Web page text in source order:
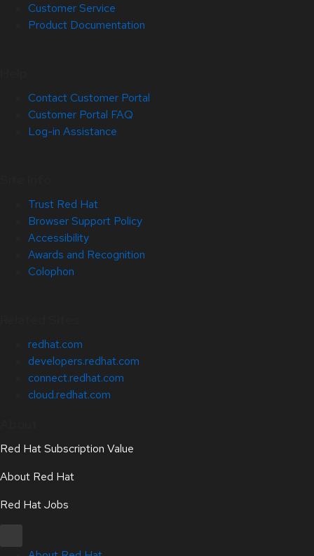
Customer Service
Product Documentation
Contact Customer Portal
Customer Portal FAQ
Log-in Assistance
Trust Red Hat
Browser Support Policy
Accessibility
Awards and Recognition
Colophon
redhat.com
developers.redhat.com
connect.redhat.com
cloud.redhat.com
Red Hat Subscription Value
About Red Hat
Red Hat Jobs